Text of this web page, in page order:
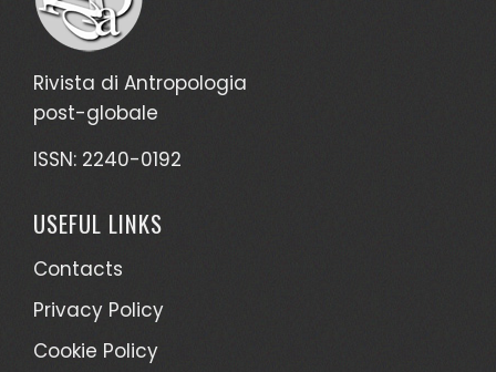
Rivista di Antropologia
post-globale
ISSN: 2240-0192
USEFUL LINKS
Contacts
Privacy Policy
Cookie Policy